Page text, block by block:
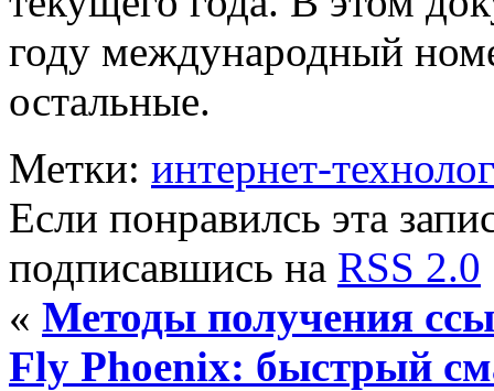
году международный
остальные.
Метки: интернет-
Если понравилсь эта
подписавшись на RSS 2.0
« Методы получения
Fly Phoenix: быстрый